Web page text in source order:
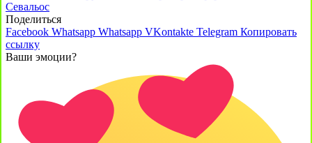
Севальос
Поделиться
Facebook Whatsapp Whatsapp VKontakte Telegram Копировать
ссылку
Ваши эмоции?